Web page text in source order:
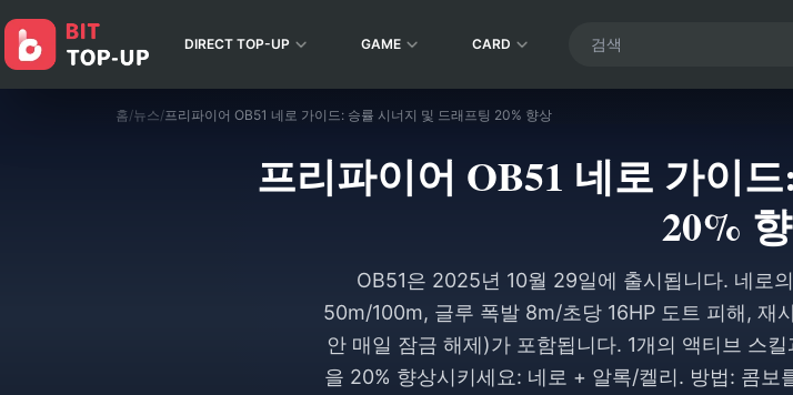
DIRECT TOP-UP GAME CARD
홈/뉴스/프리파이어 OB51 네로 가이드: 승률 시너지 및 드래프팅 20% 향상
프리파이어 OB51 네로 가이
20%
OB51은 2025년 10월 29일에 출시됩니다. 네로
50m/100m, 글루 폭발 8m/초당 16HP 도트 피해, 재
안 매일 잠금 해제)가 포함됩니다. 1개의 액티브 스
을 20% 향상시키세요: 네로 + 알록/켈리. 방법: 콤보